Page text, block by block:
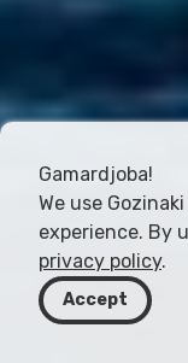
Gamardjoba!
We use
experience. By
privacy policy.
Accept